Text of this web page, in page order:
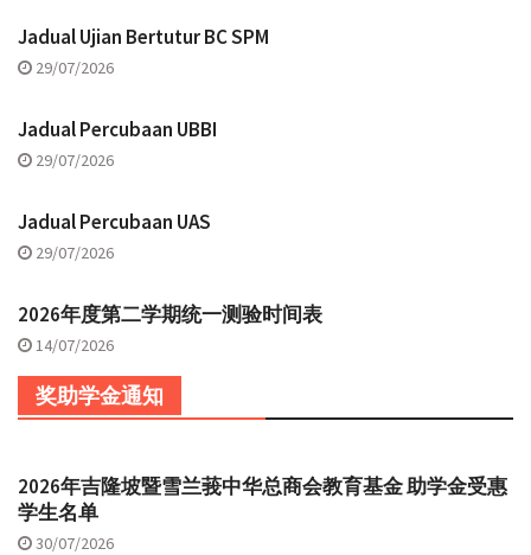
Jadual Ujian Bertutur BC SPM
29/07/2026
Jadual Percubaan UBBI
29/07/2026
Jadual Percubaan UAS
29/07/2026
2026年度第二学期统一测验时间表
14/07/2026
奖助学金通知
2026年吉隆坡暨雪兰莪中华总商会教育基金 助学金受惠
学生名单
30/07/2026